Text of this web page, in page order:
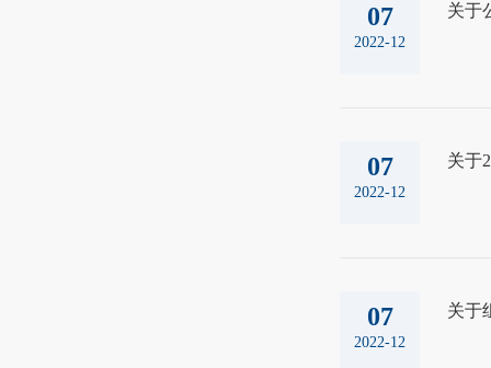
07
2022-12
关于
07
2022-12
关于
07
2022-12
关于